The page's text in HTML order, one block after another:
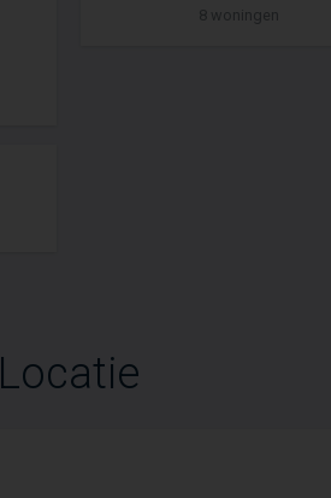
8 woningen
Locatie